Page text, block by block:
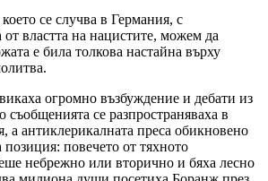
се случва в Германия, с
от властта на нацистите, можем да
е била толкова настайна върху
огромно възбуждение и дебати из
съобщенията се разпространяваха в
а антиклерикалната преса обикновено
повечето от тяхното
небрежно или вторично и бяха лесно